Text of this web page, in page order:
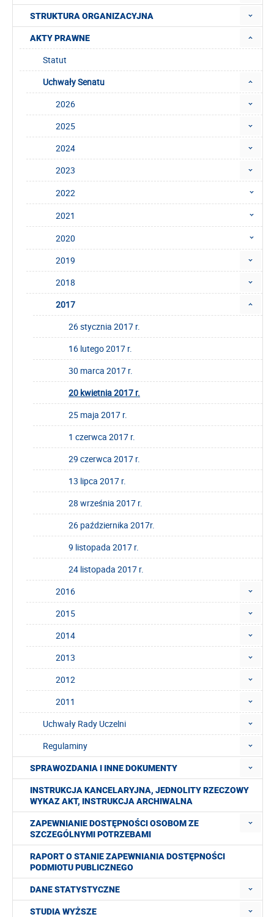
STRUKTURA ORGANIZACYJNA
AKTY PRAWNE
Statut
Uchwały Senatu
2026
2025
2024
2023
2022
2021
2020
2019
2018
2017
26 stycznia 2017 r.
16 lutego 2017 r.
30 marca 2017 r.
20 kwietnia 2017 r.
25 maja 2017 r.
1 czerwca 2017 r.
29 czerwca 2017 r.
13 lipca 2017 r.
28 września 2017 r.
26 października 2017r.
9 listopada 2017 r.
24 listopada 2017 r.
2016
2015
2014
2013
2012
2011
Uchwały Rady Uczelni
Regulaminy
SPRAWOZDANIA I INNE DOKUMENTY
INSTRUKCJA KANCELARYJNA, JEDNOLITY RZECZOWY
WYKAZ AKT, INSTRUKCJA ARCHIWALNA
ZAPEWNIANIE DOSTĘPNOŚCI OSOBOM ZE
SZCZEGÓLNYMI POTRZEBAMI
RAPORT O STANIE ZAPEWNIANIA DOSTĘPNOŚCI
PODMIOTU PUBLICZNEGO
DANE STATYSTYCZNE
STUDIA WYŻSZE